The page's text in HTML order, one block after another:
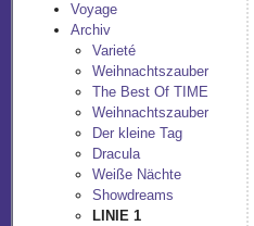
Voyage
Archiv
Varieté
Weihnachtszauber
The Best Of TIME
Weihnachtszauber
Der kleine Tag
Dracula
Weiße Nächte
Showdreams
LINIE 1